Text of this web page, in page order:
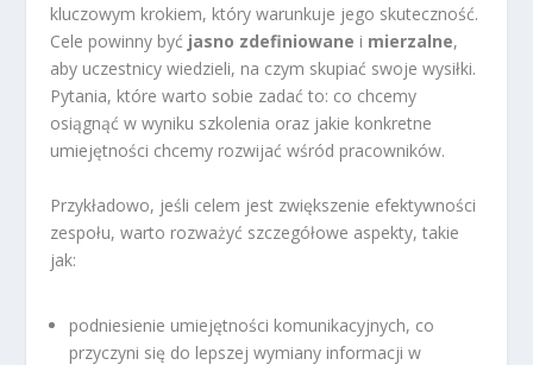
kluczowym krokiem, który warunkuje jego skuteczność.
Cele powinny być jasno zdefiniowane i mierzalne,
aby uczestnicy wiedzieli, na czym skupiać swoje wysiłki.
Pytania, które warto sobie zadać to: co chcemy
osiągnąć w wyniku szkolenia oraz jakie konkretne
umiejętności chcemy rozwijać wśród pracowników.
Przykładowo, jeśli celem jest zwiększenie efektywności
zespołu, warto rozważyć szczegółowe aspekty, takie
jak:
podniesienie umiejętności komunikacyjnych, co
przyczyni się do lepszej wymiany informacji w